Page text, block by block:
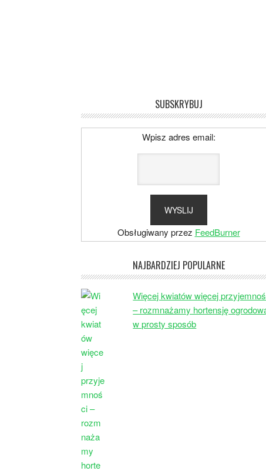
SUBSKRYBUJ
Wpisz adres email:
Obsługiwany przez FeedBurner
NAJBARDZIEJ POPULARNE
Więcej kwiatów więcej
– rozmnażamy hortensję
w prosty sposób